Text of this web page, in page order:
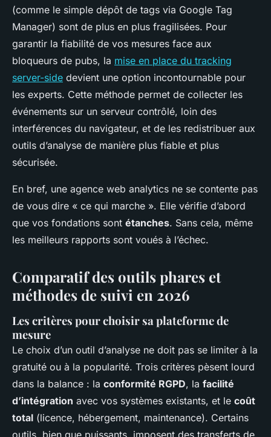
(comme le simple dépôt de tags via Google Tag
Manager) sont de plus en plus fragilisées. Pour
garantir la fiabilité de vos mesures face aux
bloqueurs de pubs, la mise en place du tracking
server-side devient une option incontournable pour
les experts. Cette méthode permet de collecter les
événements sur un serveur contrôlé, loin des
interférences du navigateur, et de les redistribuer aux
outils d’analyse de manière plus fiable et plus
sécurisée.
En bref, une agence web analytics ne se contente pas
de vous dire « ce qui marche ». Elle vérifie d’abord
que vos fondations sont étanches. Sans cela, même
les meilleurs rapports sont voués à l’échec.
Comparatif des outils phares et
méthodes de suivi en 2026
Les critères pour choisir sa plateforme de
mesure
Le choix d’un outil d’analyse ne doit pas se limiter à la
gratuité ou à la popularité. Trois critères pèsent lourd
dans la balance : la conformité RGPD, la facilité
d’intégration avec vos systèmes existants, et le coût
total (licence, hébergement, maintenance). Certains